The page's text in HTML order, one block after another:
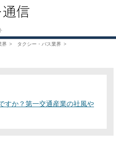
界
タクシー・バス業界
すか？第一交通産業の社風や